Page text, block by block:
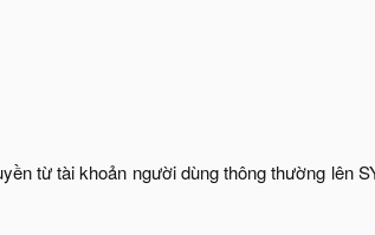
từ tài khoản người dùng thông thường lên